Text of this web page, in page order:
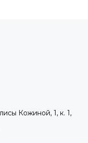
Кожиной, 1, к. 1,